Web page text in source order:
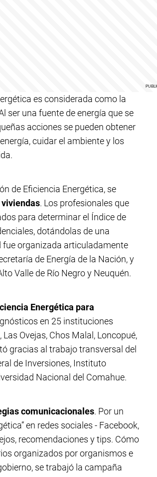
es considerada como la
ser una fuente de energía que se
acciones se pueden obtener
cuidar el ambiente y los
de Eficiencia Energética, se
. Los profesionales que
para determinar el Índice de
dotándolas de una
fue organizada articuladamente
de Energía de la Nación, y
Valle de Río Negro y Neuquén.
Energética para
en 25 instituciones
Ovejas, Chos Malal, Loncopué,
gracias al trabajo transversal del
de Inversiones, Instituto
Nacional del Comahue.
comunicacionales. Por un
en redes sociales - Facebook,
recomendaciones y tips. Cómo
organizados por organismos e
se trabajó la campaña